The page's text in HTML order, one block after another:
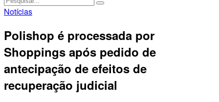
Notícias
Polishop é processada por
Shoppings após pedido de
antecipação de efeitos de
recuperação judicial